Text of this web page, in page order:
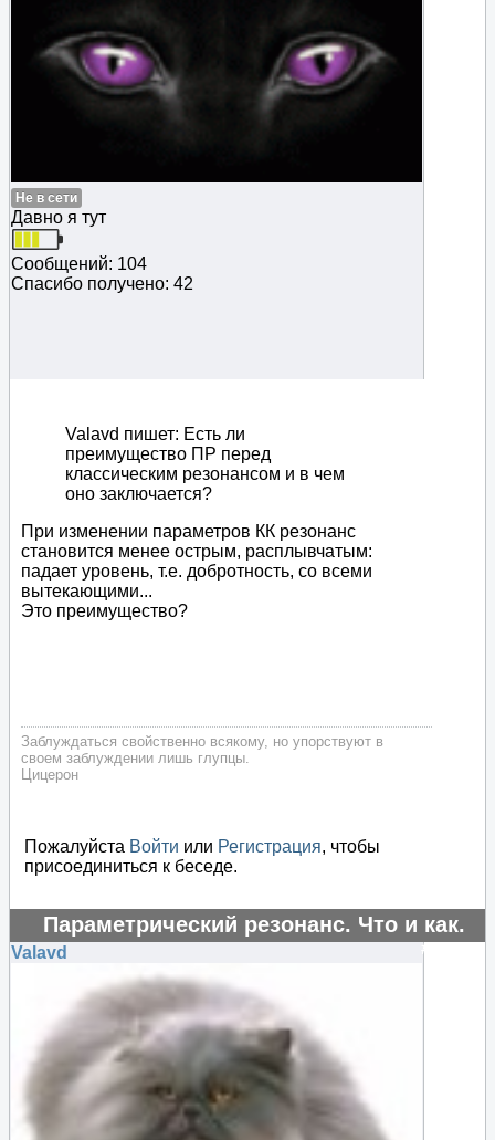
Не в сети
Давно я тут
Сообщений: 104
Спасибо получено: 42
Valavd пишет: Есть ли
преимущество ПР перед
классическим резонансом и в чем
оно заключается?
При изменении параметров КК резонанс
становится менее острым, расплывчатым:
падает уровень, т.е. добротность, со всеми
вытекающими...
Это преимущество?
Заблуждаться свойственно всякому, но упорствуют в
своем заблуждении лишь глупцы.
Цицерон
Пожалуйста Войти или Регистрация, чтобы
присоединиться к беседе.
Параметрический резонанс. Что и как.
#16154
Valavd